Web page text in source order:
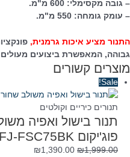
– גובה מקסימלי: 600 מ"מ.
– עומק גומחה: 550 מ"מ.
התנור מציע איכות גרמנית,
גבוהה, המאפשרת ביצועים מעולים
מוצרים קשורים
Sale!
תנורים כיריים וקולטים
פוג'יקום FJ-FSC75BK
₪1,999.00
המחיר
₪1,390.00